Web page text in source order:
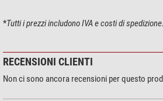
*Tutti i prezzi includono IVA e costi di spedizione.
RECENSIONI CLIENTI
Non ci sono ancora recensioni per questo